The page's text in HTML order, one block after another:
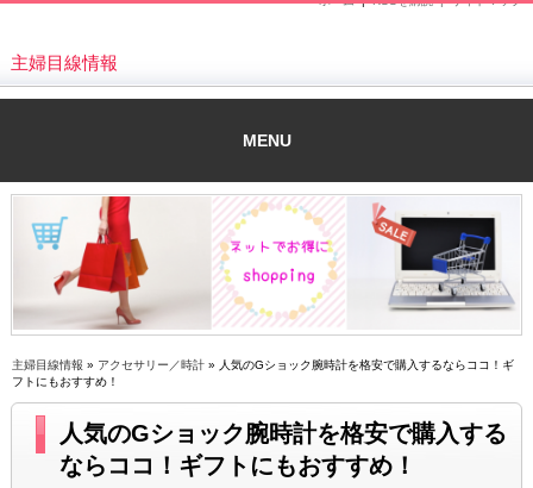
主婦目線情報
MENU
主婦目線情報 » アクセサリー／時計 » 人気のGショック腕時計を格安で購入するならココ！ギ
フトにもおすすめ！
人気のGショック腕時計を格安で購入する
ならココ！ギフトにもおすすめ！